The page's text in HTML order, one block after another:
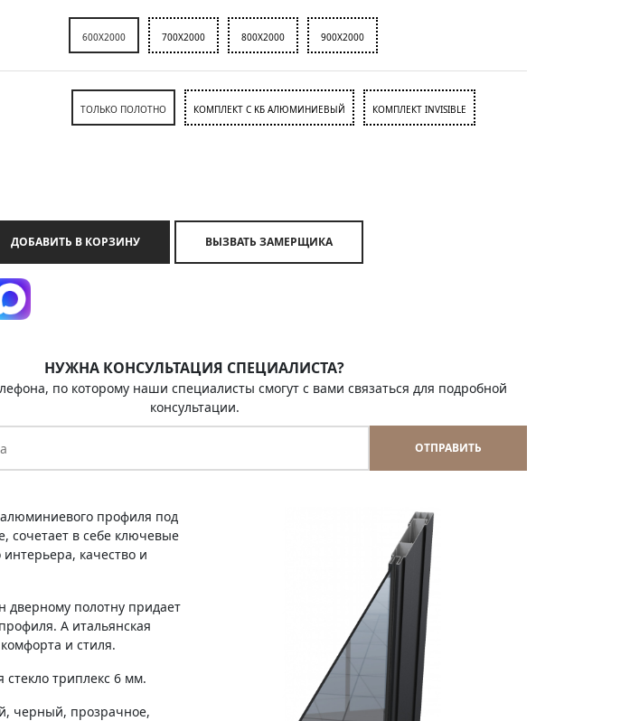
600X2000 700X2000 800X2000 900X2000
ТОЛЬКО ПОЛОТНО КОМПЛЕКТ C KБ АЛЮМИНИЕВЫЙ КОМПЛЕКТ INVISIBLE
ДОБАВИТЬ В КОРЗИНУ ВЫЗВАТЬ ЗАМЕРЩИКА
НУЖНА КОНСУЛЬТАЦИЯ СПЕЦИАЛИСТА?
по которому наши специалисты смогут с вами связаться для подробной
консультации.
ОТПРАВИТЬ
профиля под
сочетает в себе ключевые
качество и
дверному полотну придает
А итальянская
и стиля.
стекло триплекс 6 мм.
черный, прозрачное,